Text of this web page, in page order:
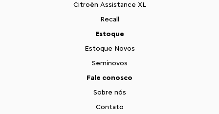
Citroën Assistance XL
Recall
Estoque
Estoque Novos
Seminovos
Fale conosco
Sobre nós
Contato